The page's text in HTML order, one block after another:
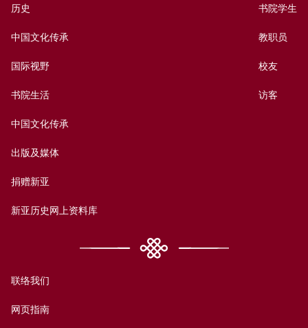
历史
中国文化传承
国际视野
书院生活
中国文化传承
出版及媒体
捐赠新亚
新亚历史网上资料库
书院学生
教职员
校友
访客
联络我们
网页指南